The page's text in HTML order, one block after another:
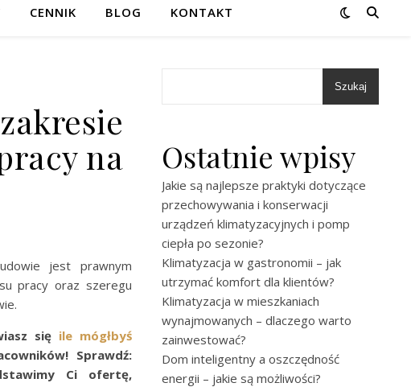
CENNIK BLOG KONTAKT
na
jest prawnym
pracy oraz szeregu
się ile mógłbyś
Sprawdź:
Ci ofertę,
Szukaj
Ostatnie wpisy
Jakie są najlepsze praktyki dotyczące
przechowywania i konserwacji
urządzeń klimatyzacyjnych i pomp
ciepła po sezonie?
Klimatyzacja w gastronomii – jak
utrzymać komfort dla klientów?
Klimatyzacja w mieszkaniach
wynajmowanych – dlaczego warto
zainwestować?
Dom inteligentny a oszczędność
energii – jakie są możliwości?